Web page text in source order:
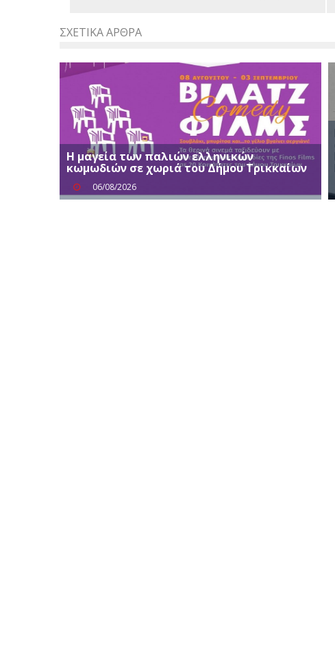
ΣΧΕΤΙΚΆ ΆΡΘΡΑ
Η μαγεία των παλιών ελληνικών
κωμωδιών σε χωριά του Δήμου Τρικκαίων
06/08/2026